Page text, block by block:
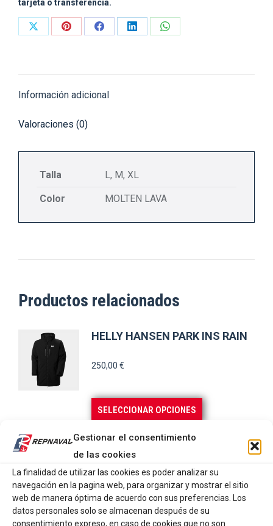
Gestionar el consentimiento
de las cookies
La finalidad de utilizar las cookies es poder analizar su
navegación en la pagina web, para organizar y mostrar el sitio
web de manera óptima de acuerdo con sus preferencias. Los
datos personales solo se almacenan después de su
consentimiento expreso, en caso de cookies que no son
tarjeta o transferencia.
Share
Share
Share
Share
Share
Información adicional
Valoraciones (0)
Talla L, M, XL
Color MOLTEN LAVA
Productos relacionados
HELLY HANSEN PARK INS RAIN
250,00 €
SELECCIONAR OPCIONES
producto
variantes.
Las
opciones
HELLY HANSEN POLO TACTEL
KOS
69,50€